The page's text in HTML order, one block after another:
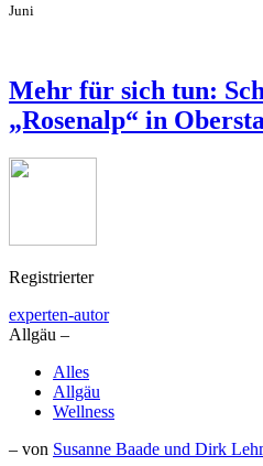
Juni
Mehr für sich tun:
„Rosenalp“ in
Registrierter
experten-autor
Allgäu –
Alles
Allgäu
Wellness
– von Susanne Baade und Dirk